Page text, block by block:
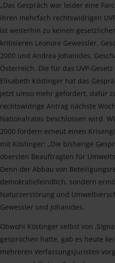
„Das Gespräch war leider eine
ihren mehrfach rechtswidrigen
ist weiterhin zu keinen
kritisieren Leonore Gewessler,
2000 und Andrea Johanides,
Österreich. Die für das UVP-
Elisabeth Köstinger hat das
jetzt umso mehr gefordert, dafür
rechtswidrige Antrag nächste
Nationalrates beschlossen wird.
2000 fordern erneut einen
mit Köstinger: „Die bisherige
obersten Beauftragten für
Denn der Abbau von
demokratiefeindlich, sondern
Naturzerstörung und
Gewessler und Johanides.
Obwohl Köstinger selbst von
gesprochen hatte, gab es heute
mehreren Verfassungsjuristen